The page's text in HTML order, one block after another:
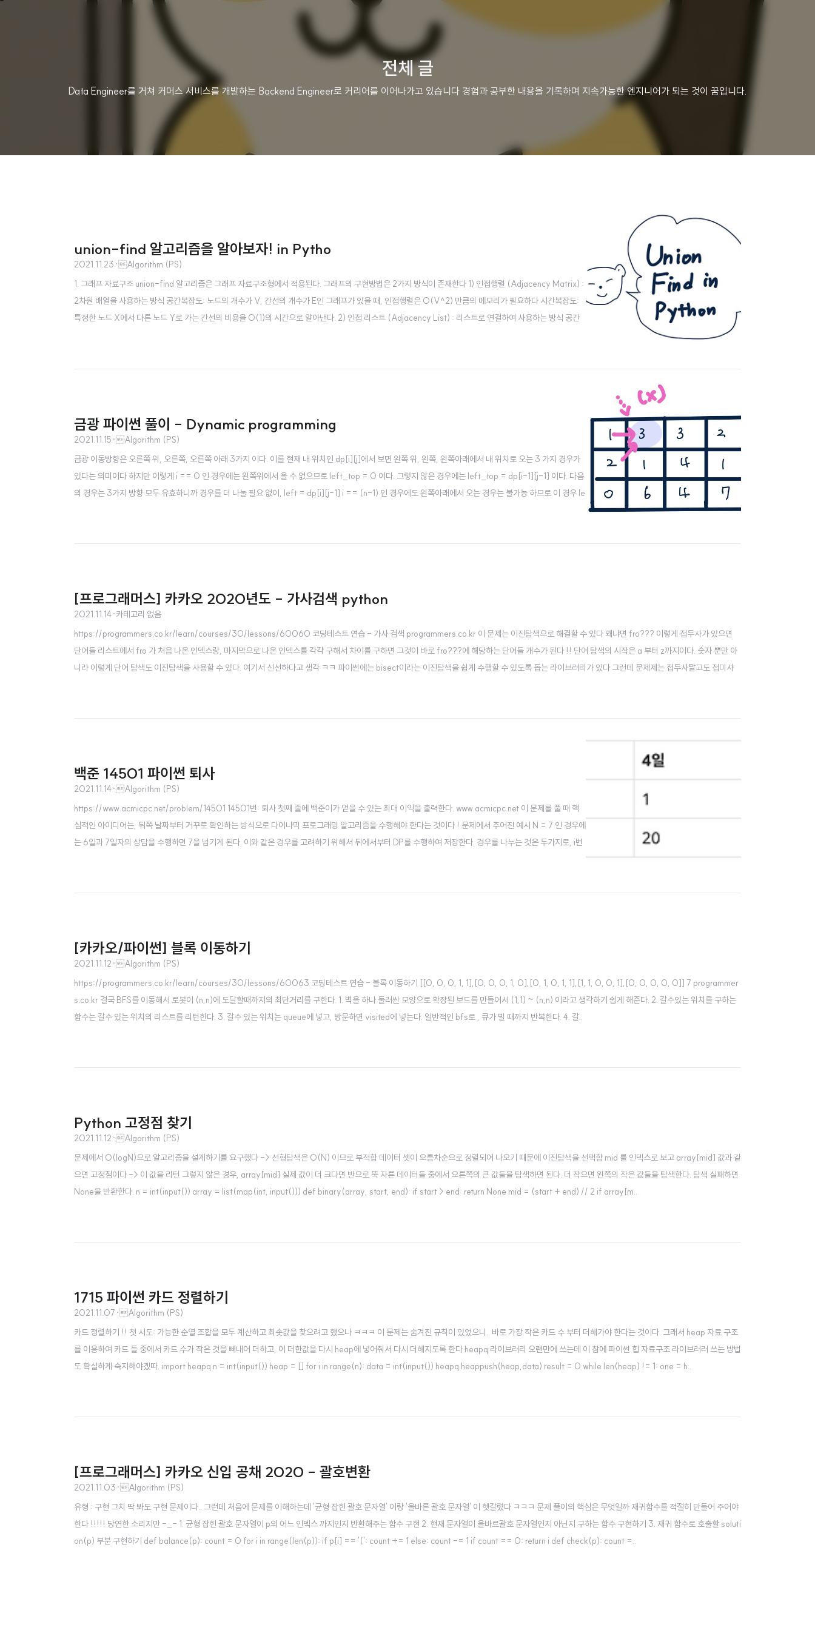
전체 글
Data Engineer를 거쳐 커머스 서비스를 개발하는 Backend Engineer로 커리어를 이어나가고 있습니다 경험과 공부한 내용을 기록하며 지속가능한 엔지니어가 되는 것이 꿈입니다.
union-find 알고리즘을 알아보자! in Pytho
2021.11.23 ·Algorithm (PS)
1. 그래프 자료구조 union-find 알고리즘은 그래프 자료구조형에서 적용된다. 그래프의 구현방법은 2가지 방식이 존재한다 1) 인접행렬 (Adjacency Matrix) :
2차원 배열을 사용하는 방식 공간복잡도: 노드의 개수가 V, 간선의 개수가 E인 그래프가 있을 때, 인접행렬은 O(V^2) 만큼의 메모리가 필요하다 시간복잡도:
특정한 노드 X에서 다른 노드 Y로 가는 간선의 비용을 O(1)의 시간으로 알아낸다. 2) 인접 리스트 (Adjacency List) : 리스트로 연결하여 사용하는 방식 공간
금광 파이썬 풀이 - Dynamic programming
2021.11.15 ·Algorithm (PS)
금광 이동방향은 오른쪽 위, 오른쪽, 오른쪽 아래 3가지 이다. 이를 현재 내 위치인 dp[i][j]에서 보면 왼쪽 위, 왼쪽, 왼쪽아래에서 내 위치로 오는 3 가지 경우가
있다는 의미이다 하지만 이렇게 i == 0 인 경우에는 왼쪽위에서 올 수 없으므로 left_top = 0 이다. 그렇지 않은 경우에는 left_top = dp[i-1][j-1] 이다. 다음
의 경우는 3가지 방향 모두 유효하니까 경우를 더 나눌 필요 없이, left = dp[i][j-1] i == (n-1) 인 경우에도 왼쪽아래에서 오는 경우는 불가능 하므로 이 경우 le
[프로그래머스] 카카오 2020년도 - 가사검색 python
2021.11.14·카테고리 없음
https://programmers.co.kr/learn/courses/30/lessons/60060 코딩테스트 연습 - 가사 검색 programmers.co.kr 이 문제는 이진탐색으로 해결할 수 있다 왜냐면 fro??? 이렇게 접두사가 있으면
단어들 리스트에서 fro 가 처음 나온 인덱스랑, 마지막으로 나온 인덱스를 각각 구해서 차이를 구하면 그것이 바로 fro???에 해당하는 단어들 개수가 된다 !! 단어 탐색의 시작은 a 부터 z까지이다. 숫자 뿐만 아
니라 이렇게 단어 탐색도 이진탐색을 사용할 수 있다. 여기서 신선하다고 생각 ㅋㅋ 파이썬에는 bisect이라는 이진탐색을 쉽게 수행할 수 있도록 돕는 라이브러리가 있다 그런데 문제제는 접두사말고도 접미사
백준 14501 파이썬 퇴사
2021.11.14·Algorithm (PS)
https://www.acmicpc.net/problem/14501 14501번: 퇴사 첫째 줄에 백준이가 얻을 수 있는 최대 이익을 출력한다. www.acmicpc.net 이 문제를 풀 때 핵
심적인 아이디어는, 뒤쪽 날짜부터 거꾸로 확인하는 방식으로 다이나믹 프로그래밍 알고리즘을 수행해야 한다는 것이다 ! 문제에서 주어진 예시 N = 7 인 경우에
는 6일과 7일자의 상담을 수행하면 7을 넘기게 된다. 이와 같은 경우를 고려하기 위해서 뒤에서부터 DP를 수행하여 저장한다. 경우를 나누는 것은 두가지로, i번
[카카오/파이썬] 블록 이동하기
2021.11.12 ·Algorithm (PS)
https://programmers.co.kr/learn/courses/30/lessons/60063 코딩테스트 연습 - 블록 이동하기 [[0, 0, 0, 1, 1],[0, 0, 0, 1, 0],[0, 1, 0, 1, 1],[1, 1, 0, 0, 1],[0, 0, 0, 0, 0]] 7 programmer
s.co.kr 결국 BFS를 이동해서 로봇이 (n,n)에 도달할때까지의 최단거리를 구한다. 1. 벽을 하나 둘러싼 모양으로 확장된 보드를 만들어서 (1,1) ~ (n,n) 이라고 생각하기 쉽게 해준다. 2. 갈수있는 위치를 구하는
함수는 갈수 있는 위치의 리스트를 리턴한다. 3. 갈수 있는 위치는 queue에 넣고, 방문하면 visited에 넣는다. 일반적인 bfs로 , 큐가 빌 때까지 반복한다. 4. 갈..
Python 고정점 찾기
2021.11.12 ·Algorithm (PS)
문제에서 O(logN)으로 알고리즘을 설계하기를 요구했다 -> 선형탐색은 O(N) 이므로 부적합 데이터 셋이 오름차순으로 정렬되어 나오기 때문에 이진탐색을 선택함 mid 를 인덱스로 보고 array[mid] 값과 같
으면 고정점이다 -> 이 값을 리턴 그렇지 않은 경우, array[mid] 실제 값이 더 크다면 반으로 뚝 자른 데이터들 중에서 오른쪽의 큰 값들을 탐색하면 된다. 더 작으면 왼쪽의 작은 값들을 탐색한다. 탐색 실패하면
None을 반환한다. n = int(input()) array = list(map(int, input())) def binary(array, start, end): if start > end: return None mid = (start + end) // 2 if array[m..
1715 파이썬 카드 정렬하기
2021.11.07 ·Algorithm (PS)
카드 정렬하기 !! 첫 시도: 가능한 순열 조합을 모두 계산하고 최솟값을 찾으려고 했으나 ㅋㅋㅋ 이 문제는 숨겨진 규칙이 있었으니.. 바로 가장 작은 카드 수 부터 더해가야 한다는 것이다. 그래서 heap 자료 구조
를 이용하여 카드 들 중에서 카드 수가 작은 것을 빼내어 더하고, 이 더한값을 다시 heap에 넣어줘서 다시 더해지도록 한다 heapq 라이브러리 오랜만에 쓰는데 이 참에 파이썬 힙 자료구조 라이브러러 쓰는 방법
도 확실하게 숙지해야겠따. import heapq n = int(input()) heap = [] for i in range(n): data = int(input()) heapq.heappush(heap,data) result = 0 while len(heap) != 1: one = h..
[프로그래머스] 카카오 신입 공채 2020 - 괄호변환
2021.11.03 ·Algorithm (PS)
유형 : 구현 그치 딱 봐도 구현 문제이다.. 그런데 처음에 문제를 이해하는데 '균형 잡힌 괄호 문자열' 이랑 '올바른 괄호 문자열' 이 헷갈렸다 ㅋㅋㅋ 문제 풀이의 핵심은 무엇일까 재귀함수를 적절히 만들어 주어야
한다 !!!!! 당연한 소리지만 -_- 1. 균형 잡힌 괄호 문자열이 p의 어느 인덱스 까지인지 반환해주는 함수 구현 2. 현재 문자열이 올바르괄호 문자열인지 아닌지 구하는 함수 구현하기 3. 재귀 함수로 호출할 soluti
on(p) 부분 구현하기 def balance(p): count = 0 for i in range(len(p)): if p[i] == '(': count += 1 else: count -= 1 if count == 0: return i def check(p): count =..